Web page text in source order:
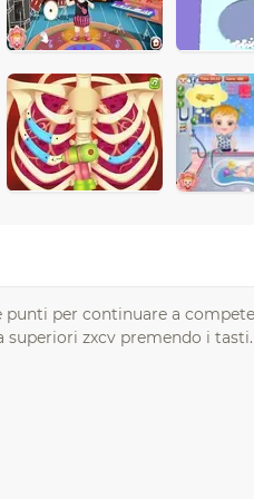
per continuare a
zxcv premendo i tasti.